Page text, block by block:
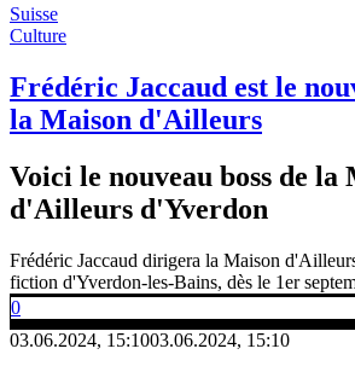
Suisse
Culture
Frédéric Jaccaud est le
la Maison d'Ailleurs
Voici le nouveau boss de la
d'Ailleurs d'Yverdon
Frédéric Jaccaud dirigera la Maison
fiction d'Yverdon-les-Bains, dès le 1er
0
03.06.2024, 15:1003.06.2024, 15:10